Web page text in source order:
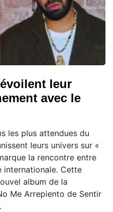
leur
avec le
les plus attendues du
leurs univers sur «
la rencontre entre
internationale. Cette
album de la
Me Arrepiento de Sentir